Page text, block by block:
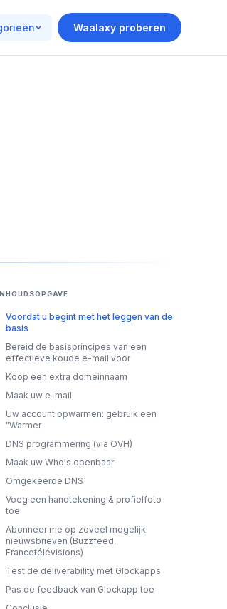
Waalaxy proberen
Voordat u begint met het leggen van de
basis
Bereid de basisprincipes van een
effectieve koude e-mail voor
Koop een extra domeinnaam
Maak uw e-mail
Uw account opwarmen: gebruik een
"Warmer
DNS programmering (via OVH)
Maak uw Whois openbaar
Omgekeerde DNS
Voeg een handtekening & profielfoto
toe
Abonneer me op zoveel mogelijk
nieuwsbrieven (Buzzfeed,
Francetélévisions)
Test de deliverability met Glockapps
Pas de feedback van Glockapp toe